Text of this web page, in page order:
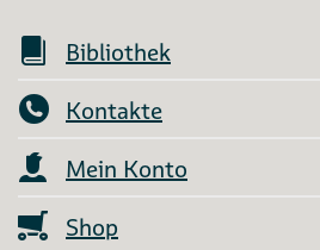
Bibliothek
Kontakte
Mein Konto
Shop